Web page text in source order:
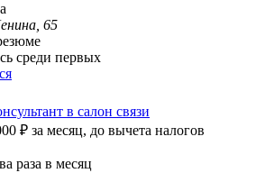
65
среди первых
в салон связи
₽ за месяц, до вычета налогов
раза в месяц